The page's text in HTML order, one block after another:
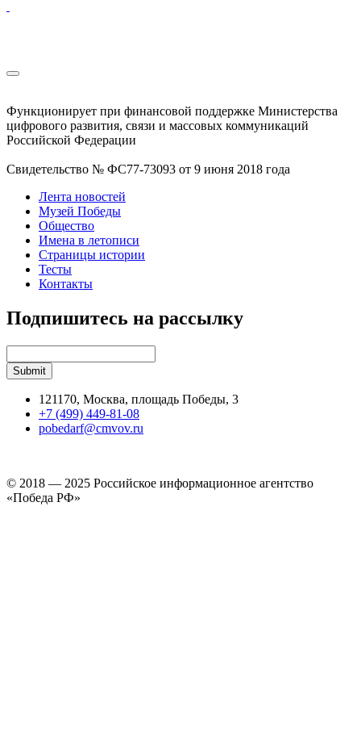
Функционирует при финансовой поддержке Министерства
цифрового развития, связи и массовых коммуникаций
Российской Федерации
Свидетельство № ФС77-73093 от 9 июня 2018 года
Лента новостей
Музей Победы
Общество
Имена в летописи
Страницы истории
Тесты
Контакты
Подпишитесь на рассылку
121170, Москва, площадь Победы, 3
+7 (499) 449-81-08
pobedarf@cmvov.ru
© 2018 — 2025 Российское информационное агентство
«Победа РФ»